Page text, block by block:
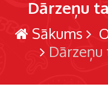
Dārzeņu
Sākums